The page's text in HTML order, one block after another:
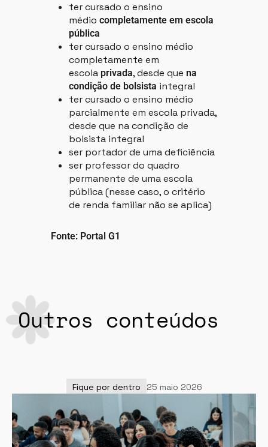
ter cursado o ensino
médio completamente em escola
pública
ter cursado o ensino médio
completamente em
escola privada, desde que na
condição de bolsista integral
ter cursado o ensino médio
parcialmente em escola privada,
desde que na condição de
bolsista integral
ser portador de uma deficiência
ser professor do quadro
permanente de uma escola
pública (nesse caso, o critério
de renda familiar não se aplica)
Fonte: Portal G1
Outros conteúdos
Fique por dentro 25 maio 2026